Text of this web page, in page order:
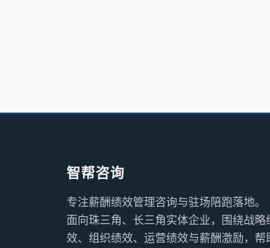
智帮咨询
专注薪酬绩效管理咨询与驻场陪跑落地。
面向珠三角、长三角实体企业，围绕战略
效、组织绩效、运营绩效与薪酬激励，帮